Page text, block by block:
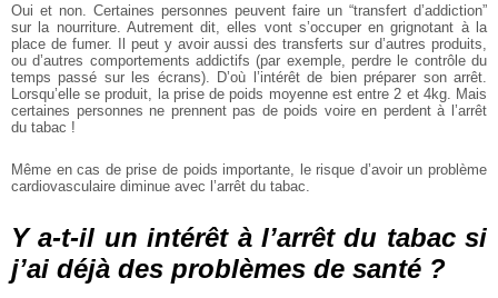
Oui et non. Certaines personnes peuvent faire un “transfert d’addiction”
sur la nourriture. Autrement dit, elles vont s’occuper en grignotant à la
place de fumer. Il peut y avoir aussi des transferts sur d’autres produits,
ou d’autres comportements addictifs (par exemple, perdre le contrôle du
temps passé sur les écrans). D’où l’intérêt de bien préparer son arrêt.
Lorsqu’elle se produit, la prise de poids moyenne est entre 2 et 4kg. Mais
certaines personnes ne prennent pas de poids voire en perdent à l’arrêt
du tabac !
Même en cas de prise de poids importante, le risque d’avoir un problème
cardiovasculaire diminue avec l’arrêt du tabac.
Y a-t-il un intérêt à l’arrêt du tabac si
j’ai déjà des problèmes de santé ?